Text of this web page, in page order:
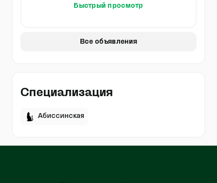
Быстрый просмотр
Все объявления
Специализация
Абиссинская